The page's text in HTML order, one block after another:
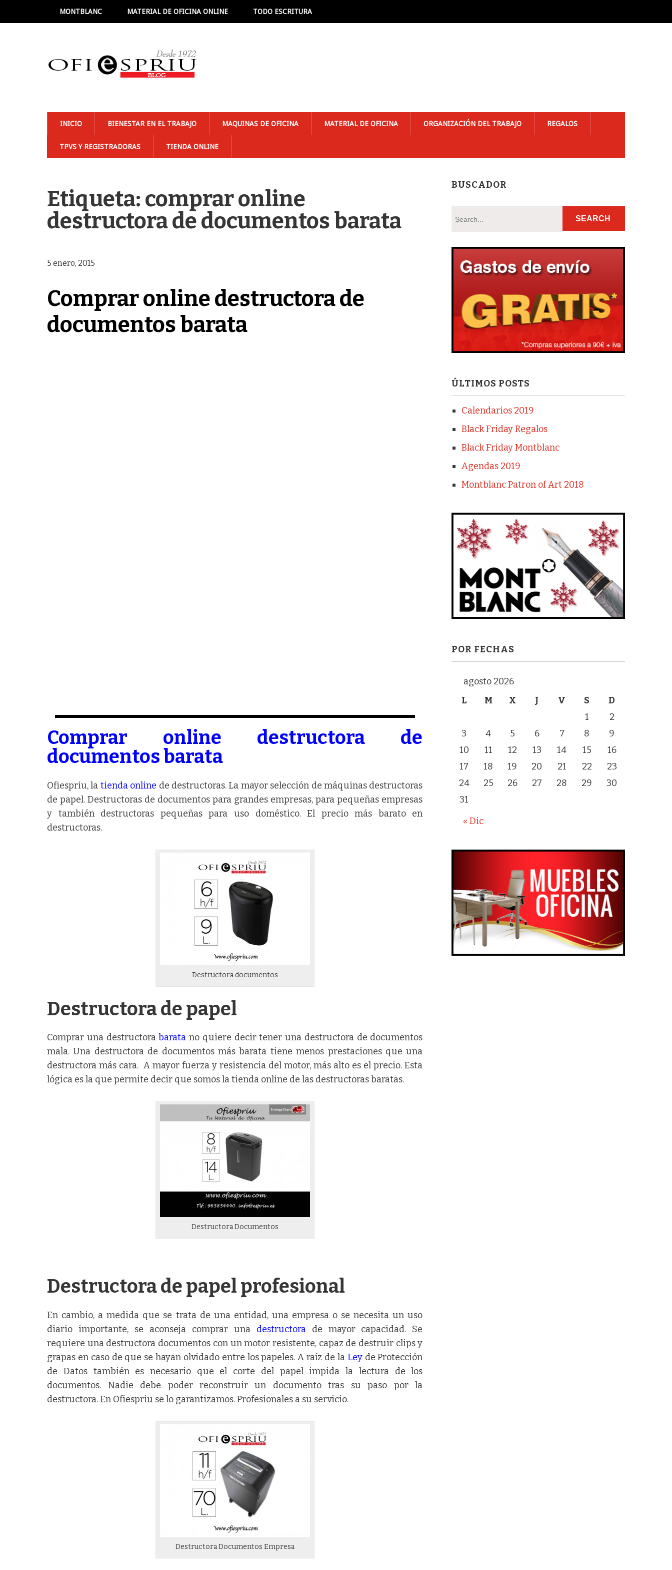
MONTBLANC MATERIAL DE OFICINA ONLINE TODO ESCRITURA
INICIO BIENESTAR EN EL TRABAJO MAQUINAS DE OFICINA MATERIAL DE OFICINA ORGANIZACIÓN DEL TRABAJO REGALOS
TPVS Y REGISTRADORAS TIENDA ONLINE
Etiqueta: comprar online
destructora de documentos barata
5 enero, 2015
Comprar online destructora de
documentos barata
Comprar online destructora de
documentos barata
Ofiespriu, la tienda online de destructoras. La mayor selección de máquinas destructoras
de papel. Destructoras de documentos para grandes empresas, para pequeñas empresas
y también destructoras pequeñas para uso doméstico. El precio más barato en
destructoras.
Destructora documentos
Destructora de papel
Comprar una destructorabarata no quiere decir tener una destructora de documentos
mala. Una destructora de documentos más barata tiene menos prestaciones que una
destructora más cara. A mayor fuerza y resistencia del motor, más alto es el precio. Esta
lógica es la que permite decir que somos la tienda online de las destructoras baratas.
Destructora Documentos
Destructora de papel profesional
En cambio, a medida que se trata de una entidad, una empresa o se necesita un uso
diario importante, se aconseja comprar una destructorade mayor capacidad. Se
requiere una destructora documentos con un motor resistente, capaz de destruir clips y
grapas en caso de que se hayan olvidado entre los papeles. A raíz de la Leyde Protección
de Datos también es necesario que el corte del papel impida la lectura de los
documentos. Nadie debe poder reconstruir un documento tras su paso por la
destructora. En Ofiespriu se lo garantizamos. Profesionales a su servicio.
Destructora Documentos Empresa
BUSCADOR
ÚLTIMOS POSTS
Calendarios 2019
Black Friday Regalos
Black Friday Montblanc
Agendas 2019
Montblanc Patron of Art 2018
POR FECHAS
agosto 2026
L
M X J V S D
« Dic
1
2
3
4 5 6 7 8
9
10
11 12 13 14 15
16
17
18 19 20 21 22
23
24
25 26 27 28 29
30
31